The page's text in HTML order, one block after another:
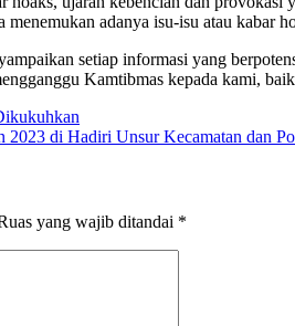
adanya isu-isu atau kabar
setiap informasi yang
Kamtibmas kepada kami,
2023 di Hadiri Unsur Kecamatan dan
yang wajib ditandai *